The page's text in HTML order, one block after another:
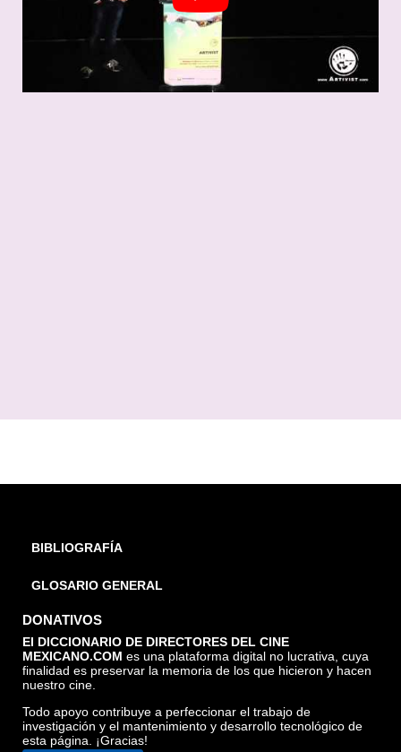
BIBLIOGRAFÍA
GLOSARIO GENERAL
DONATIVOS
El DICCIONARIO DE DIRECTORES DEL CINE
MEXICANO.COM es una plataforma digital no lucrativa, cuya
finalidad es preservar la memoria de los que hicieron y hacen
nuestro cine.
Todo apoyo contribuye a perfeccionar el trabajo de
investigación y el mantenimiento y desarrollo tecnológico de
esta página. ¡Gracias!